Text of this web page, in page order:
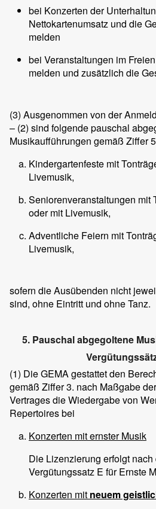
bei Konzerten der
Nettokartenumsatz und die
melden
bei Veranstaltungen im
melden und zusätzlich die
(3) Ausgenommen von der
– (2) sind folgende pauschal
Musikaufführungen gemäß Ziffer
Kindergartenfeste mit
Livemusik,
Seniorenveranstaltungen mit
oder mit Livemusik,
Adventliche Feiern mit
Livemusik,
sofern die Ausübenden nicht
sind, ohne Eintritt und ohne Tanz.
5. Pauschal abgegoltene
(1) Die GEMA gestattet den
gemäß Ziffer 3. nach Maßgabe
Vertrages die Wiedergabe von
Repertoires bei
Konzerten mit ernster Musik
Die Lizenzierung erfolgt
Vergütungssatz E für Ernste
Konzerten mit neuem